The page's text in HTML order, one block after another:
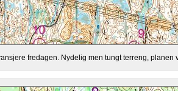
fredagen. Nydelig men tungt terreng, planen